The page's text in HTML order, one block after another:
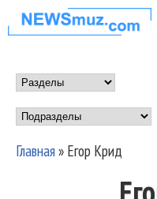
НОВОСТИ
МУЗЫКИ И
ШОУ БИЗНЕСА
NEWSMUZ.COM
Main menu
Вы здесь
Главная» Егор Крид